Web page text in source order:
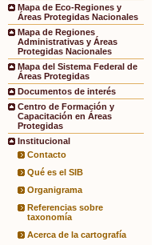
Mapa de Eco-Regiones y
Áreas Protegidas Nacionales
Mapa de Regiones
Administrativas y Áreas
Protegidas Nacionales
Mapa del Sistema Federal de
Áreas Protegidas
Documentos de interés
Centro de Formación y
Capacitación en Áreas
Protegidas
Institucional
Contacto
Qué es el SIB
Organigrama
Referencias sobre
taxonomía
Acerca de la cartografía